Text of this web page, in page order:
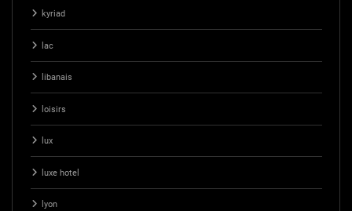
kyriad
lac
libanais
loisirs
lux
luxe hotel
lyon